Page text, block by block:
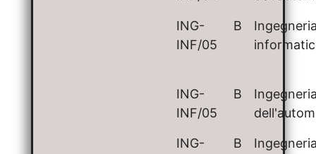
ING-
INF/05
B
ING-
INF/05
B
ING-
B